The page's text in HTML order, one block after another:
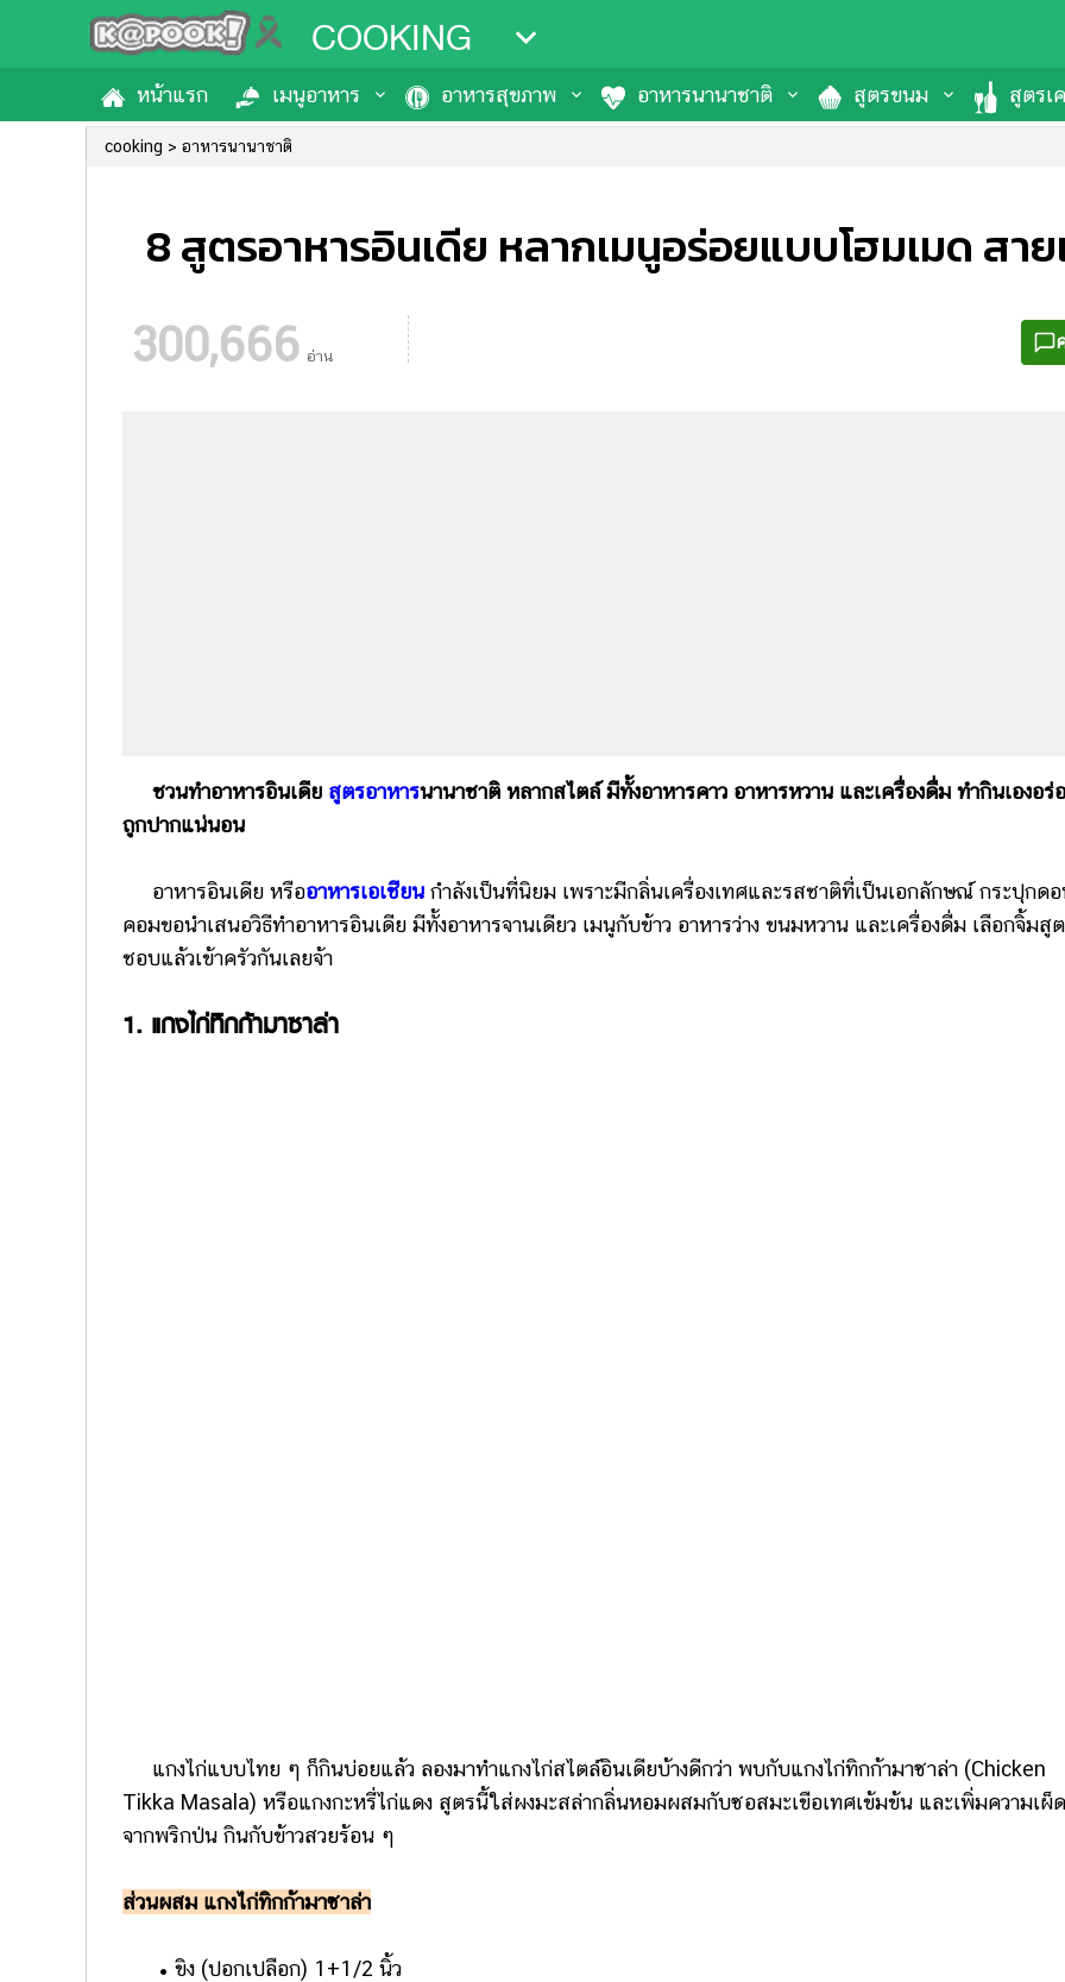
COOKING
หน้าแรก เมนูอาหาร อาหารสุขภาพ อาหารนานาชาติ สูตรขนม สูตรเ
cooking อาหารนานาชาติ
8 สูตรอาหารอินเดีย หลากเมนูอร่อยแบบโฮมเมด สา
300,666 อ่าน
ชวนทำอาหารอินเดีย สูตรอาหารนานาชาติ หลากสไตล์ มีทั้งอาหารคาว อาหารหวาน และเครื่องดื่ม ทำกินเองอร่
ถูกปากแน่นอน
อาหารอินเดีย หรืออาหารเอเชียน กำลังเป็นที่นิยม เพราะมีกลิ่นเครื่องเทศและรสชาติที่เป็นเอกลักษณ์ กระปุกด
คอมขอนำเสนอวิธีทำอาหารอินเดีย มีทั้งอาหารจานเดียว เมนูกับข้าว อาหารว่าง ขนมหวาน และเครื่องดื่ม เลือกจิ้มสู
ชอบแล้วเข้าครัวกันเลยจ้า
1. แกงไก่ทิกก้ามาซาล่า
แกงไก่แบบไทย ๆ ก็กินบ่อยแล้ว ลองมาทำแกงไก่สไตล์อินเดียบ้างดีกว่า พบกับแกงไก่ทิกก้ามาซาล่า (Chicken
Tikka Masala) หรือแกงกะหรี่ไก่แดง สูตรนี้ใส่ผงมะสล่ากลิ่นหอมผสมกับซอสมะเขือเทศเข้มข้น และเพิ่มความเผ็ด
จากพริกป่น กินกับข้าวสวยร้อน ๆ
ส่วนผสม แกงไก่ทิกก้ามาซาล่า
• ขิง (ปอกเปลือก) 1+1/2 นิ้ว